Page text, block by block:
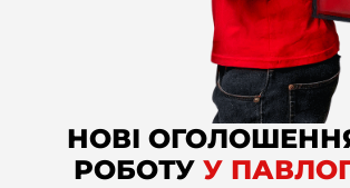
НОВІ
РОБОТУ У